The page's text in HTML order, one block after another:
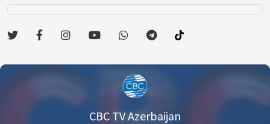
CBC TV Azerbaijan